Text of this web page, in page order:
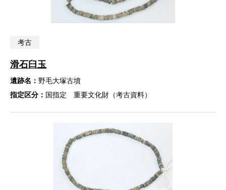
考古
滑石臼玉
遺跡名： 野毛大塚古墳
指定区分： 国指定 重要文化財（考古資料）